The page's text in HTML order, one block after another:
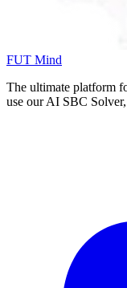
FUT Mind
The ultimate platform
use our AI SBC